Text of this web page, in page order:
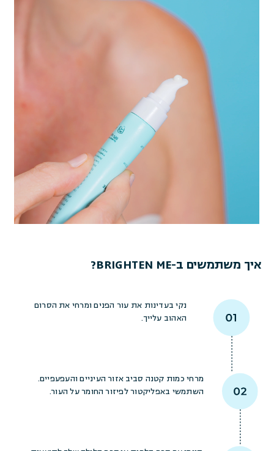
איך משתמשים ב-BRIGHTEN ME?
נקי בעדינות את עור הפנים ומרחי את הסרום
האהוב עלייך.
מרחי כמות קטנה סביב אזור העיניים והעפעפיים.
השתמשי באפליקטור לפיזור החומר על העור.